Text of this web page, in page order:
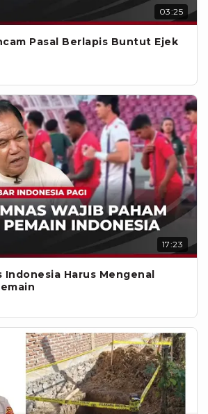
03:25
Pasal Berlapis Buntut Ejek
17:23
Indonesia Harus Mengenal